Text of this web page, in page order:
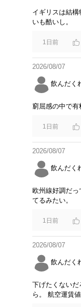
イギリスは結
いも酷いし。
1日前
2026/08/07
飲んだく
窮屈感の中で有
1日前
2026/08/07
飲んだく
欧州線好調だっ
てるみたい。
1日前
2026/08/07
飲んだく
下げたくない
ら。 航空運賃